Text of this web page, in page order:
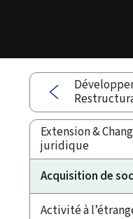
Extension &
juridique
Acquisition de
Activité à